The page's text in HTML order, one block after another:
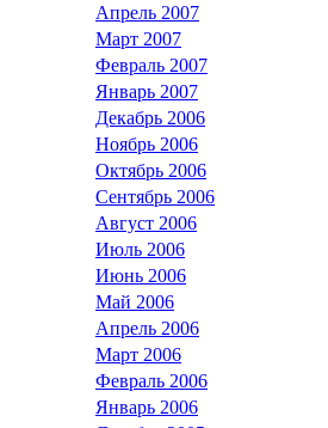
Апрель 2007
Март 2007
Февраль 2007
Январь 2007
Декабрь 2006
Ноябрь 2006
Октябрь 2006
Сентябрь 2006
Август 2006
Июль 2006
Июнь 2006
Май 2006
Апрель 2006
Март 2006
Февраль 2006
Январь 2006